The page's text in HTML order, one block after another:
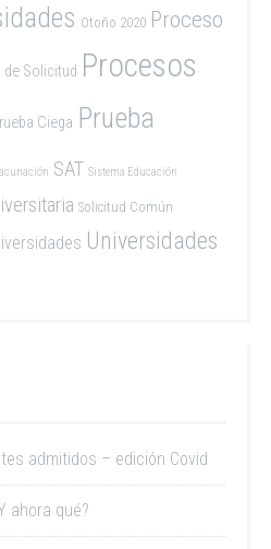
Otoño 2020 Proceso
de Solicitud Procesos
Ciega Prueba
SAT Sistema Educación
Solicitud Común
Universidades
admitidos – edición Covid
ahora qué?